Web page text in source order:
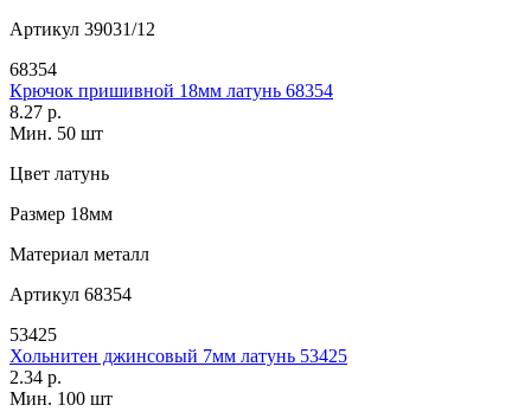
Артикул 39031/12
68354
Крючок пришивной 18мм латунь 68354
8.27 р.
Мин. 50 шт
Цвет латунь
Размер 18мм
Материал металл
Артикул 68354
53425
Хольнитен джинсовый 7мм латунь 53425
2.34 р.
Мин. 100 шт